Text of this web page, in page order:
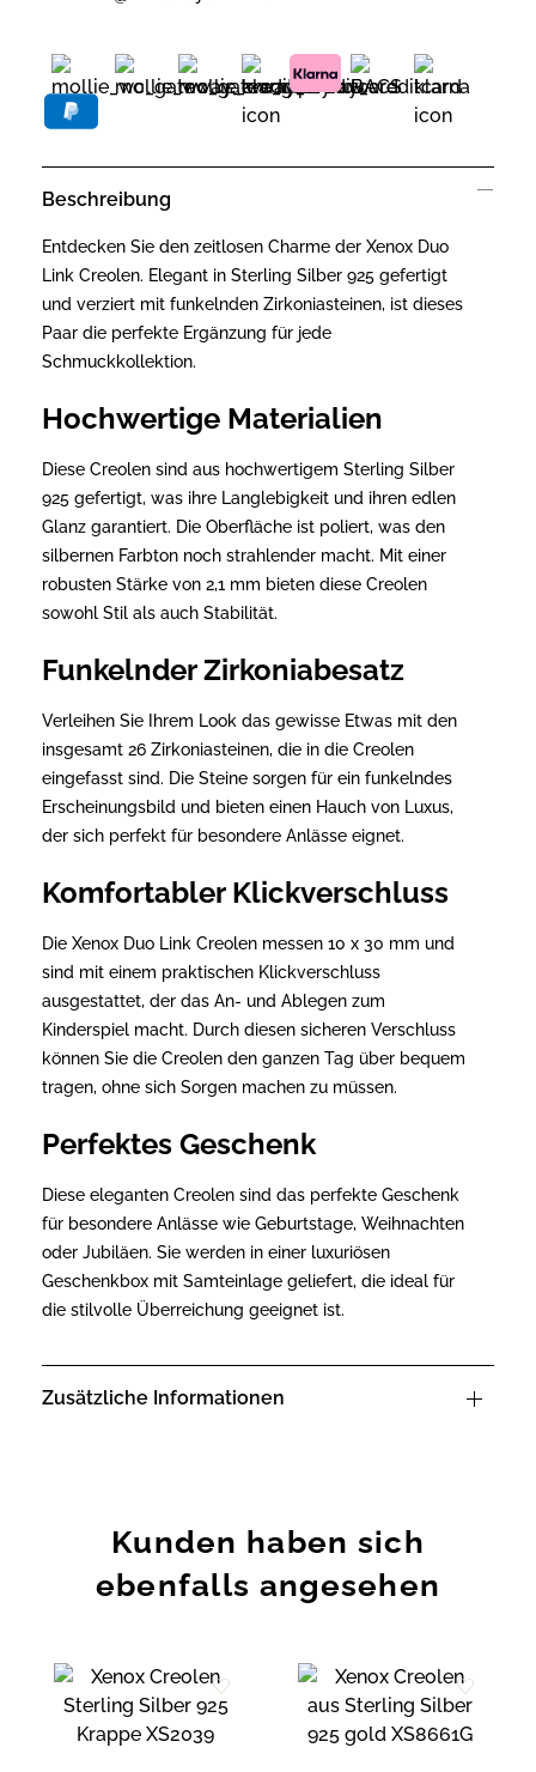
Beschreibung
Entdecken Sie den zeitlosen Charme der Xenox Duo
Link Creolen. Elegant in Sterling Silber 925 gefertigt
und verziert mit funkelnden Zirkoniasteinen, ist dieses
Paar die perfekte Ergänzung für jede
Schmuckkollektion.
Hochwertige Materialien
Diese Creolen sind aus hochwertigem Sterling Silber
925 gefertigt, was ihre Langlebigkeit und ihren edlen
Glanz garantiert. Die Oberfläche ist poliert, was den
silbernen Farbton noch strahlender macht. Mit einer
robusten Stärke von 2,1 mm bieten diese Creolen
sowohl Stil als auch Stabilität.
Funkelnder Zirkoniabesatz
Verleihen Sie Ihrem Look das gewisse Etwas mit den
insgesamt 26 Zirkoniasteinen, die in die Creolen
eingefasst sind. Die Steine sorgen für ein funkelndes
Erscheinungsbild und bieten einen Hauch von Luxus,
der sich perfekt für besondere Anlässe eignet.
Komfortabler Klickverschluss
Die Xenox Duo Link Creolen messen 10 x 30 mm und
sind mit einem praktischen Klickverschluss
ausgestattet, der das An- und Ablegen zum
Kinderspiel macht. Durch diesen sicheren Verschluss
können Sie die Creolen den ganzen Tag über bequem
tragen, ohne sich Sorgen machen zu müssen.
Perfektes Geschenk
Diese eleganten Creolen sind das perfekte Geschenk
für besondere Anlässe wie Geburtstage, Weihnachten
oder Jubiläen. Sie werden in einer luxuriösen
Geschenkbox mit Samteinlage geliefert, die ideal für
die stilvolle Überreichung geeignet ist.
Zusätzliche Informationen
Kunden haben sich
ebenfalls angesehen
Wunschliste
Zur
Wunschliste